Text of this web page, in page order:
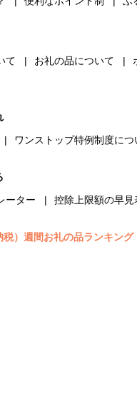
て
お礼の品について
ワンストップ特例制度につ
ーター
控除上限額の早見
）週間お礼の品ランキング